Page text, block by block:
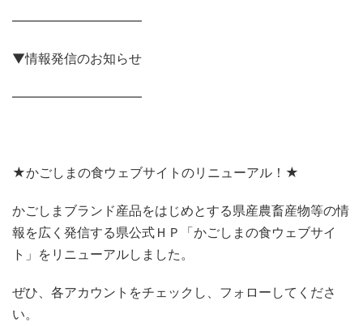
——————————
▼情報発信のお知らせ
——————————
★かごしまの食ウェブサイトのリニューアル！★
かごしまブランド産品をはじめとする県産農畜産物等の情
報を広く発信する県公式ＨＰ「かごしまの食ウェブサイ
ト」をリニューアルしました。
ぜひ、各アカウントをチェックし、フォローしてくださ
い。